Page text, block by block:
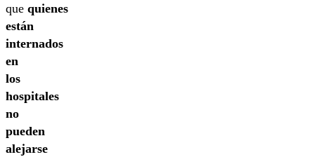
que quienes
están
internados
en
los
hospitales
no
pueden
alejarse